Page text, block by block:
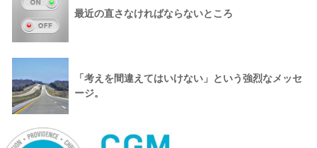
最近の直さなければならないところ
「考えを間違えてはいけない」という強烈なメッセ
ージ。